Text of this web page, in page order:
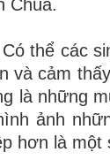
Chúa.
thể các
và cảm
là những
ảnh
hơn là